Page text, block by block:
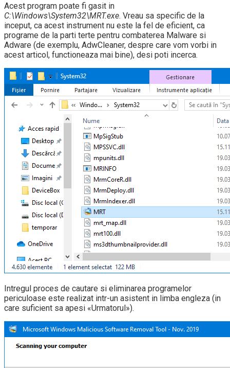
Acest program poate fi gasit in
C:\Windows\System32\MRT.exe. Vreau sa specific de la
inceput, ca acest instrument nu este la fel de eficient, ca
programe de la parti terte pentru combaterea Malware si
Adware (de exemplu, AdwCleaner, despre care vom vorbi in
acest articol, functioneaza mai bine), desi poti incerca.
Intregul proces de cautare si eliminarea programelor
periculoase este realizat intr-un asistent in limba engleza (in
care suficient sa apesi «Urmatorul»).